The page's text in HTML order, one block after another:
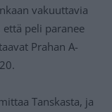
vakuuttavia
peli paranee
Prahan A-
Tanskasta, ja